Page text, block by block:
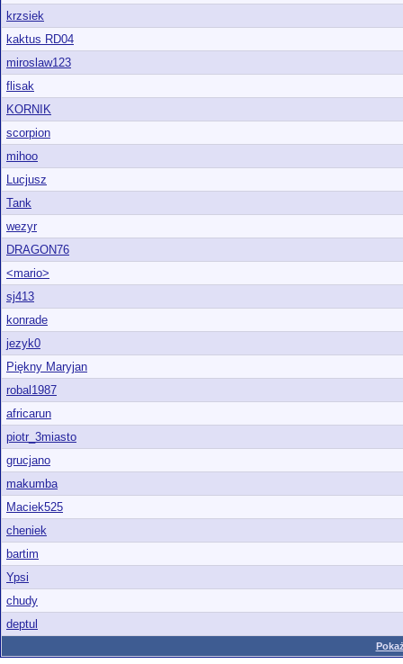
krzsiek
kaktus RD04
miroslaw123
flisak
KORNIK
scorpion
mihoo
Lucjusz
Tank
wezyr
DRAGON76
<mario>
sj413
konrade
jezyk0
Piękny Maryjan
robal1987
africarun
piotr_3miasto
grucjano
makumba
Maciek525
cheniek
bartim
Ypsi
chudy
deptul